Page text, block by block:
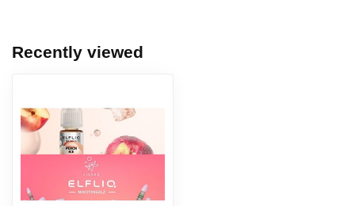
Recently viewed